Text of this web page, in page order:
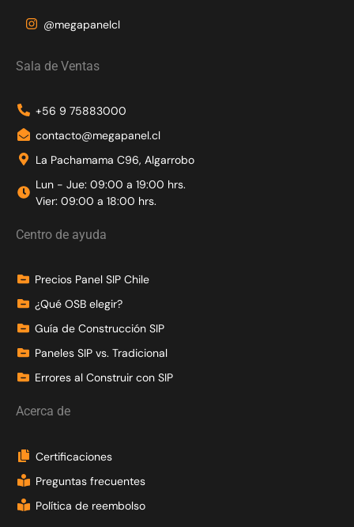
@megapanelcl
Sala de Ventas
+56 9 75883000
contacto@megapanel.cl
La Pachamama C96, Algarrobo
Lun - Jue: 09:00 a 19:00 hrs.
Vier: 09:00 a 18:00 hrs.
Centro de ayuda
Precios Panel SIP Chile
¿Qué OSB elegir?
Guía de Construcción SIP
Paneles SIP vs. Tradicional
Errores al Construir con SIP
Acerca de
Certificaciones
Preguntas frecuentes
Política de reembolso